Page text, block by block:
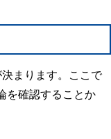
まります。ここで
を確認することか